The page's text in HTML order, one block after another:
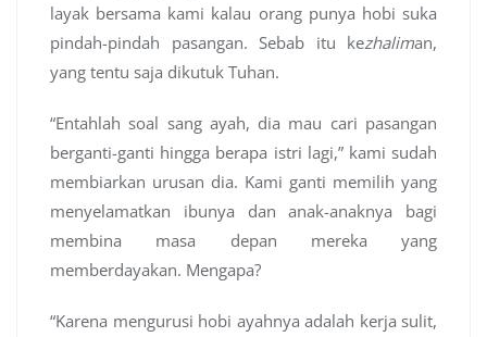
layak bersama kami kalau orang punya hobi suka
pindah-pindah pasangan. Sebab itu kezhaliman,
yang tentu saja dikutuk Tuhan.
“Entahlah soal sang ayah, dia mau cari pasangan
berganti-ganti hingga berapa istri lagi,” kami sudah
membiarkan urusan dia. Kami ganti memilih yang
menyelamatkan ibunya dan anak-anaknya bagi
membina masa depan mereka yang
memberdayakan. Mengapa?
“Karena mengurusi hobi ayahnya adalah kerja sulit,